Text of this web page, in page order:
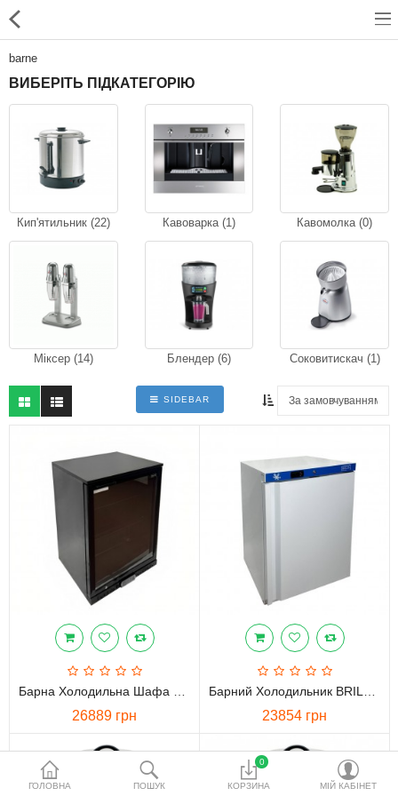
Для магазинів
Для закладів харчування
Професійний посуд
Системи опалення
Системи кондиціонування
професійна хімія
Системи водоочистки і
водопідготовки
Порівняти Список бажань
Валюта
ГОЛОВНА ПОШУК
0
КОРЗИНА МІЙ КАБІНЕТ
barne
ВИБЕРІТЬ ПІДКАТЕГОРІЮ
Кип'ятильник (22) Кавоварка (1) Кавомолка (0)
Міксер (14) Блендер (6) Соковитискач (1)
SIDEBAR
Барна Холодильна Шафа BRILLIS BBS138H
26889 грн
Барний Холодильник BRILLIS BR200V
23854 грн